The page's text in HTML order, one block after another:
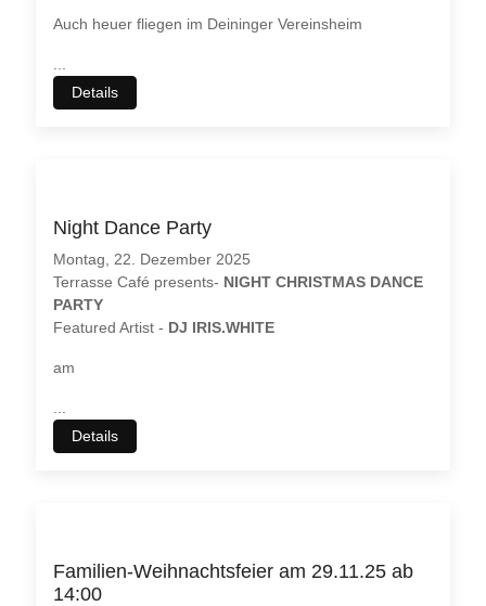
Auch heuer fliegen im Deininger Vereinsheim
Details
Night Dance Party
Montag, 22. Dezember 2025
Terrasse Café presents- NIGHT CHRISTMAS DANCE
PARTY
Featured Artist - DJ IRIS.WHITE
am
Details
Familien-Weihnachtsfeier am 29.11.25 ab
14:00